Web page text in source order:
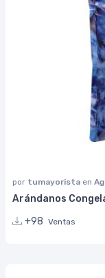
por tumayorista en
Arándanos
+98 Ventas